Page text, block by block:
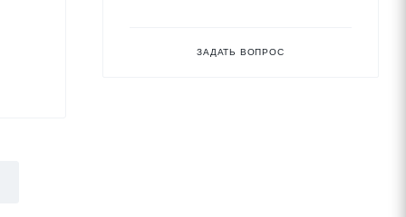
ЗАДАТЬ ВОПРОС